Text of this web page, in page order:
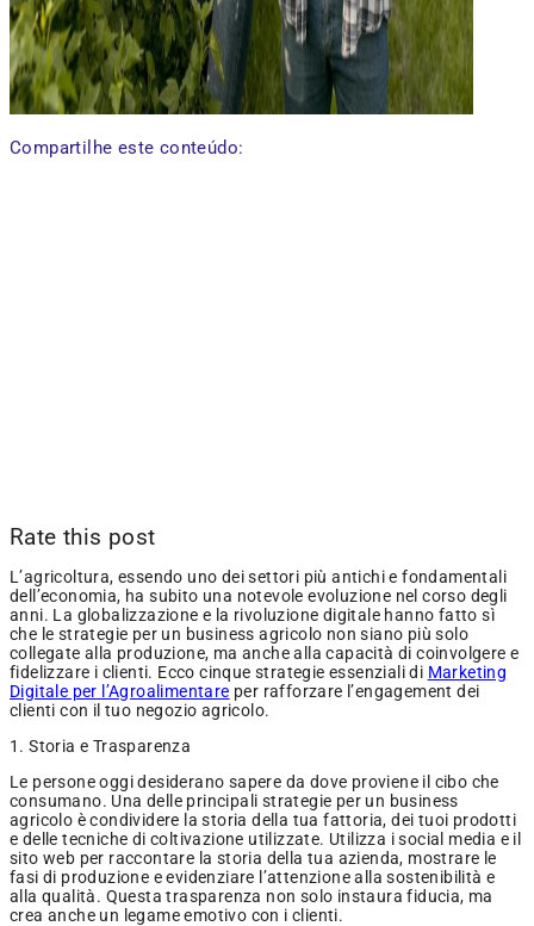
Compartilhe este conteúdo:
Rate this post
L’agricoltura, essendo uno dei settori più antichi e fondamentali
dell’economia, ha subito una notevole evoluzione nel corso degli
anni. La globalizzazione e la rivoluzione digitale hanno fatto sì
che le strategie per un business agricolo non siano più solo
collegate alla produzione, ma anche alla capacità di coinvolgere e
fidelizzare i clienti. Ecco cinque strategie essenziali di Marketing
Digitale per l’Agroalimentare per rafforzare l’engagement dei
clienti con il tuo negozio agricolo.
1. Storia e Trasparenza
Le persone oggi desiderano sapere da dove proviene il cibo che
consumano. Una delle principali strategie per un business
agricolo è condividere la storia della tua fattoria, dei tuoi prodotti
e delle tecniche di coltivazione utilizzate. Utilizza i social media e il
sito web per raccontare la storia della tua azienda, mostrare le
fasi di produzione e evidenziare l’attenzione alla sostenibilità e
alla qualità. Questa trasparenza non solo instaura fiducia, ma
crea anche un legame emotivo con i clienti.